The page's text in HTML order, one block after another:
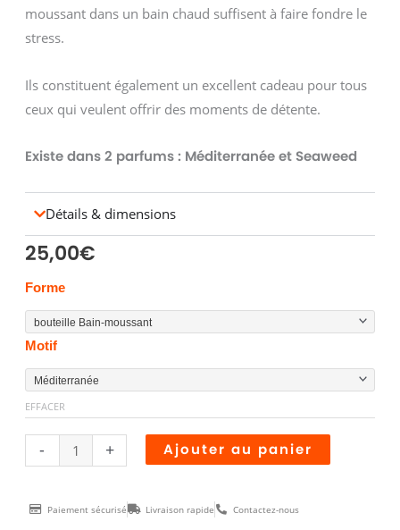
moussant dans un bain chaud suffisent à faire fondre le
stress.
Ils constituent également un excellent cadeau pour tous
ceux qui veulent offrir des moments de détente.
Existe dans 2 parfums : Méditerranée et Seaweed
Détails & dimensions
25,00€
Forme
Motif
EFFACER
-
quantité
de
BAIN
SUPERIOR
+ Ajouter au panier
Paiement sécurisé Livraison rapide Contactez-nous